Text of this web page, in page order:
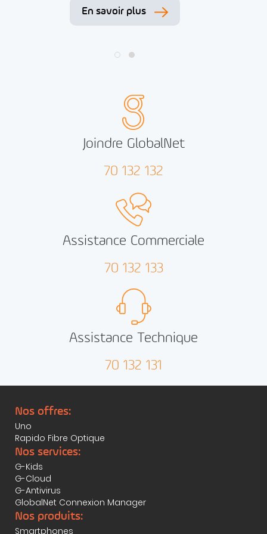
En savoir plus
Joindre GlobalNet
70 132 132
Assistance Commerciale
70 132 133
Assistance Technique
70 132 131
Nos offres:
Uno
Rapido Fibre Optique
Nos services:
G-Kids
G-Cloud
G-Antivirus
GlobalNet Connexion Manager
Nos produits:
Smartphones